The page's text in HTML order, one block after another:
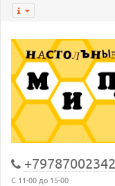
+79787002342
С 11-00 до 15-00